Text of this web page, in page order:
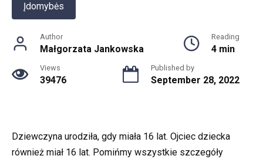
Įdomybės
Author
Małgorzata Jankowska
Reading
4 min
Views
39476
Published by
September 28, 2022
Dziewczyna urodziła, gdy miała 16 lat. Ojciec dziecka
również miał 16 lat. Pomińmy wszystkie szczegóły